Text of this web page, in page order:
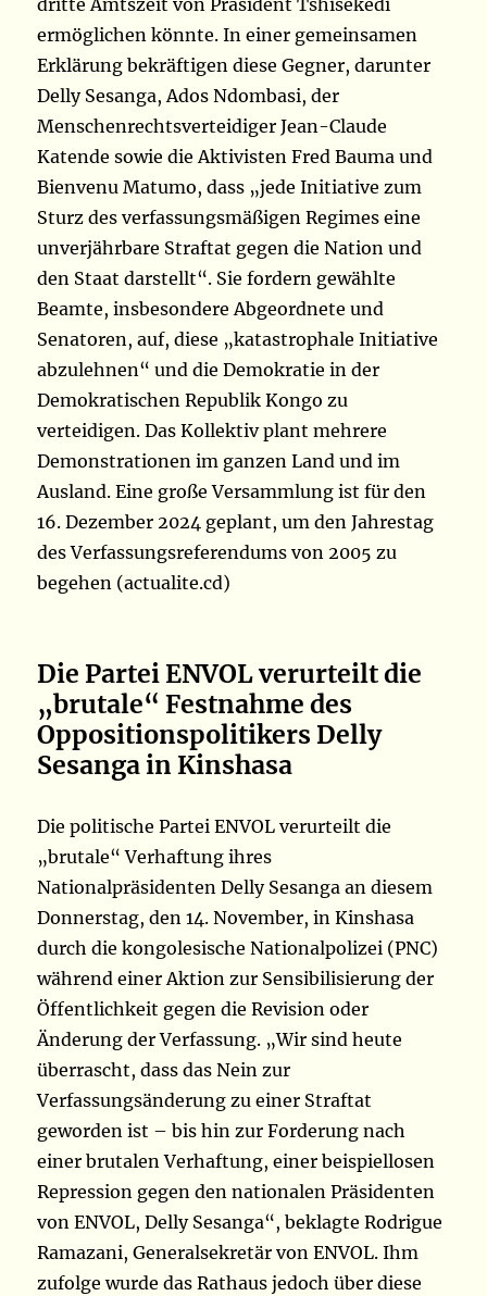
dritte Amtszeit von Präsident Tshisekedi
ermöglichen könnte. In einer gemeinsamen
Erklärung bekräftigen diese Gegner, darunter
Delly Sesanga, Ados Ndombasi, der
Menschenrechtsverteidiger Jean-Claude
Katende sowie die Aktivisten Fred Bauma und
Bienvenu Matumo, dass „jede Initiative zum
Sturz des verfassungsmäßigen Regimes eine
unverjährbare Straftat gegen die Nation und
den Staat darstellt“. Sie fordern gewählte
Beamte, insbesondere Abgeordnete und
Senatoren, auf, diese „katastrophale Initiative
abzulehnen“ und die Demokratie in der
Demokratischen Republik Kongo zu
verteidigen. Das Kollektiv plant mehrere
Demonstrationen im ganzen Land und im
Ausland. Eine große Versammlung ist für den
16. Dezember 2024 geplant, um den Jahrestag
des Verfassungsreferendums von 2005 zu
begehen (actualite.cd)
Die Partei ENVOL verurteilt die
„brutale“ Festnahme des
Oppositionspolitikers Delly
Sesanga in Kinshasa
Die politische Partei ENVOL verurteilt die
„brutale“ Verhaftung ihres
Nationalpräsidenten Delly Sesanga an diesem
Donnerstag, den 14. November, in Kinshasa
durch die kongolesische Nationalpolizei (PNC)
während einer Aktion zur Sensibilisierung der
Öffentlichkeit gegen die Revision oder
Änderung der Verfassung. „Wir sind heute
überrascht, dass das Nein zur
Verfassungsänderung zu einer Straftat
geworden ist – bis hin zur Forderung nach
einer brutalen Verhaftung, einer beispiellosen
Repression gegen den nationalen Präsidenten
von ENVOL, Delly Sesanga“, beklagte Rodrigue
Ramazani, Generalsekretär von ENVOL. Ihm
zufolge wurde das Rathaus jedoch über diese